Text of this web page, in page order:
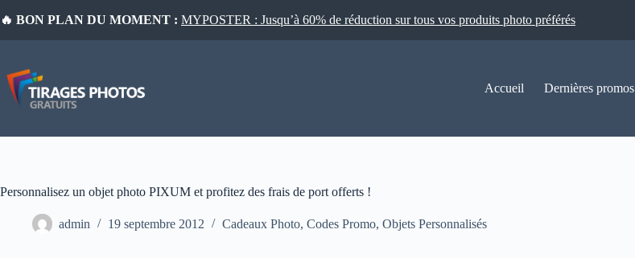
au
🔥 BON PLAN DU MOMENT : MYPOSTER : Jusqu’à 60% de réduction sur tous vos produits photo préférés
Accueil Dernières promos
Personnalisez un objet photo PIXUM et profitez des frais de port offerts !
admin 19 septembre 2012 Cadeaux Photo, Codes Promo, Objets Personnalisés